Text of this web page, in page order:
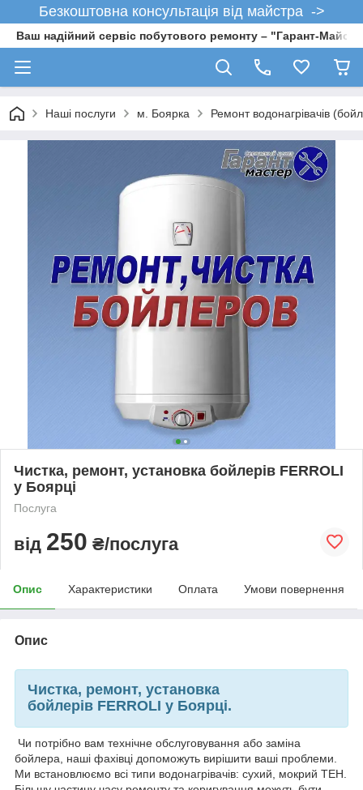
Безкоштовна консультація від майстра ->
Ваш надійний сервіс побутового ремонту – "Гарант-
Наші послуги м. Боярка Ремонт водонагрівачів
Чистка, ремонт, установка бойлерів FERROLI
у Боярці
Послуга
від 250 ₴/послуга
Опис Характеристики Оплата Умови повернення
Опис
Чистка, ремонт, установка
бойлерів FERROLI у Боярці.
Чи потрібно вам технічне обслуговування або заміна
бойлера, наші фахівці допоможуть вирішити ваші проблеми.
Ми встановлюємо всі типи водонагрівачів: сухий, мокрий ТЕН.